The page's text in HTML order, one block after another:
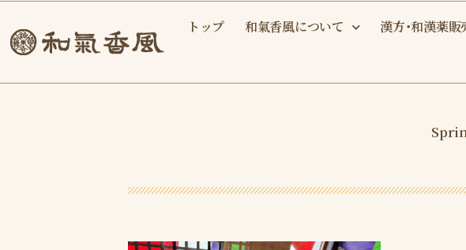
容
を
トップ 和氣香風について 漢方・和漢薬販